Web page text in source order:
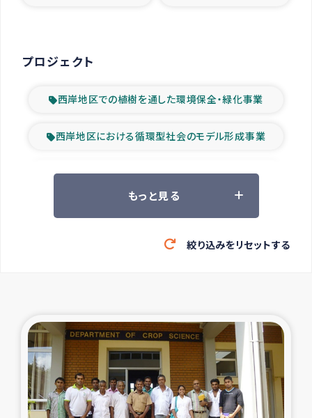
プロジェクト
西岸地区での植樹を通した環境保全・緑化事業
西岸地区における循環型社会のモデル形成事業
ツアー参加者の声
緊急救援の時代
東ティモール豪雨緊急支援
大雨による洪水被災者支援
カカオ生産者支援事業
もっと見る
絞り込みをリセットする